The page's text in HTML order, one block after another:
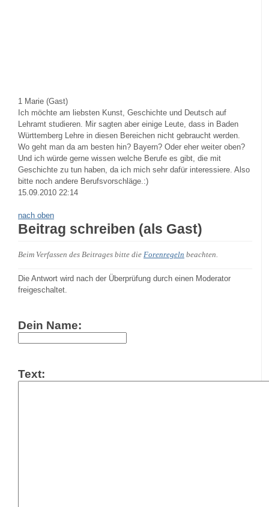
1 Marie (Gast)
Ich möchte am liebsten Kunst, Geschichte und Deutsch auf
Lehramt studieren. Mir sagten aber einige Leute, dass in Baden
Württemberg Lehre in diesen Bereichen nicht gebraucht werden.
Wo geht man da am besten hin? Bayern? Oder eher weiter oben?
Und ich würde gerne wissen welche Berufe es gibt, die mit
Geschichte zu tun haben, da ich mich sehr dafür interessiere. Also
bitte noch andere Berufsvorschläge.:)
15.09.2010 22:14
nach oben
Beitrag schreiben (als Gast)
Beim Verfassen des Beitrages bitte die Forenregeln beachten.
Die Antwort wird nach der Überprüfung durch einen Moderator
freigeschaltet.
Dein Name:
Text: